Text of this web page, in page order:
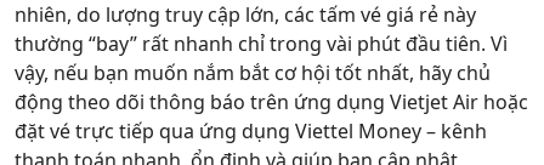
nhiên, do lượng truy cập lớn, các tấm vé giá rẻ này
thường “bay” rất nhanh chỉ trong vài phút đầu tiên. Vì
vậy, nếu bạn muốn nắm bắt cơ hội tốt nhất, hãy chủ
động theo dõi thông báo trên ứng dụng Vietjet Air hoặc
đặt vé trực tiếp qua ứng dụng Viettel Money – kênh